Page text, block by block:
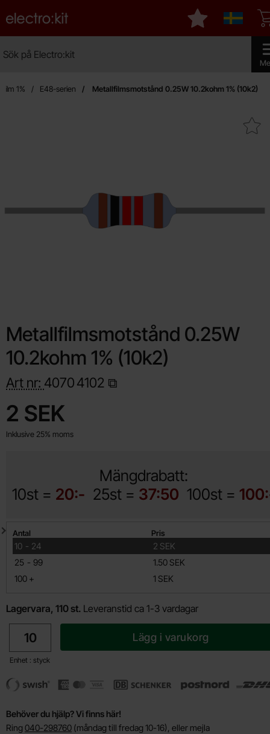
Startsidan för Electro:kit
Sverige
Mina favoriter
1% E48-serien Metallfilmsmotstånd 0.25W 10.2kohm 1% (10k2)
Makera metallfilmsmotstånd 0.25W
Metallfilmsmotstånd 0.25W
10.2kohm 1% (10k2)
Art nr: 40704102
pris
2 SEK
Inklusive 25% moms
Mängdrabatt:
10st = 20:- 25st = 37:50 100st =
Mängdrabatt
Antal Pris
10 -
till 24
2 SEK
25 -
till 99
1.50 SEK
100 +
till 1 SEK
Lagervara, 110 st. Leveranstid ca 1-3 vardagar
Enhet : styck
Lägg i varukorg
Behöver du hjälp? Vi finns här!
Ring 040-298760 (måndag till fredag 10-16), eller mejla